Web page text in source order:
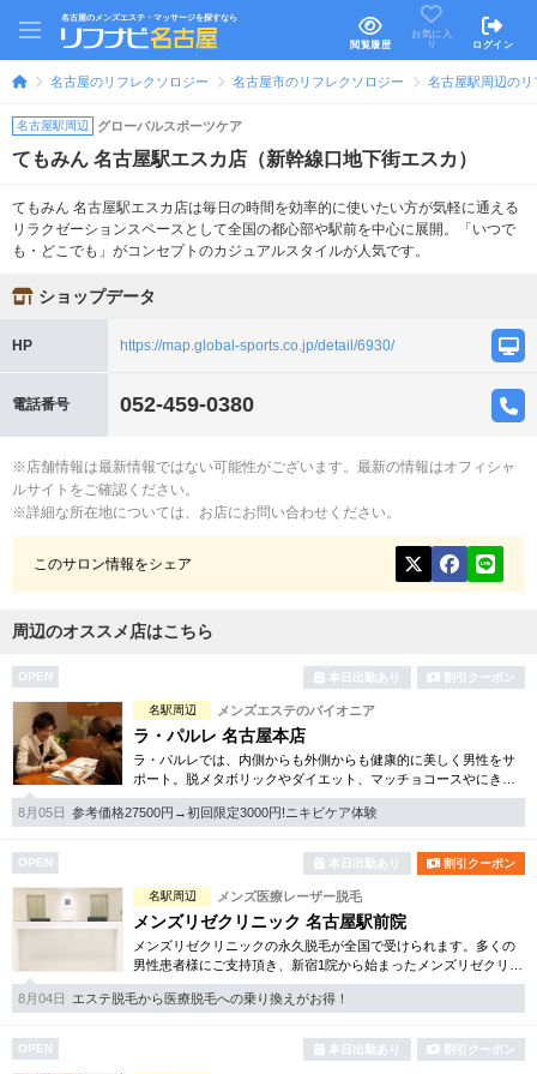
名古屋のメンズエステ・マッサージを探すなら
閲覧履歴
お気に入
り
ログイン
名古屋のリフレクソロジー 名古屋市のリフレクソロジー 名古屋駅周辺の
名古屋駅周辺 グローバルスポーツケア
てもみん 名古屋駅エスカ店（新幹線口地下街エスカ）
てもみん 名古屋駅エスカ店は毎日の時間を効率的に使いたい方が気軽に通える
リラクゼーションスペースとして全国の都心部や駅前を中心に展開。「いつで
も・どこでも」がコンセプトのカジュアルスタイルが人気です。
ショップデータ
HP https://map.global-sports.co.jp/detail/6930/
電話番号 052-459-0380
※店舗情報は最新情報ではない可能性がございます。最新の情報はオフィシャ
ルサイトをご確認ください。
※詳細な所在地については、お店にお問い合わせください。
このサロン情報をシェア
周辺のオススメ店はこちら
OPEN 本日出勤あり 割引クーポン
名駅周辺 メンズエステのパイオニア
ラ・パルレ 名古屋本店
ラ・パルレでは、内側からも外側からも健康的に美しく男性をサ
ポート。脱メタボリックやダイエット、マッチョコースやにきび
内外コース、アロマトリートメント等多彩なメニューをご用意。
お得な体験コースも多数！
8月05日 参考価格27500円→初回限定3000円!ニキビケア体験
OPEN 本日出勤あり 割引クーポン
名駅周辺 メンズ医療レーザー脱毛
メンズリゼクリニック 名古屋駅前院
メンズリゼクリニックの永久脱毛が全国で受けられます。多くの
男性患者様にご支持頂き、新宿1院から始まったメンズリゼクリニ
ックが、現在では提携院含め全国10院を展開するクリニックにな
りました。
8月04日 エステ脱毛から医療脱毛への乗り換えがお得！
OPEN 本日出勤あり 割引クーポン